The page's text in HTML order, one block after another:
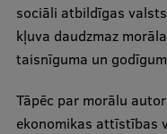
Doktorantūra
Rezidentūra
Praktiska
sociāli atbildīgas
kļuva daudzmaz
taisnīguma un
Tāpēc par morālu
ekonomikas attīstības